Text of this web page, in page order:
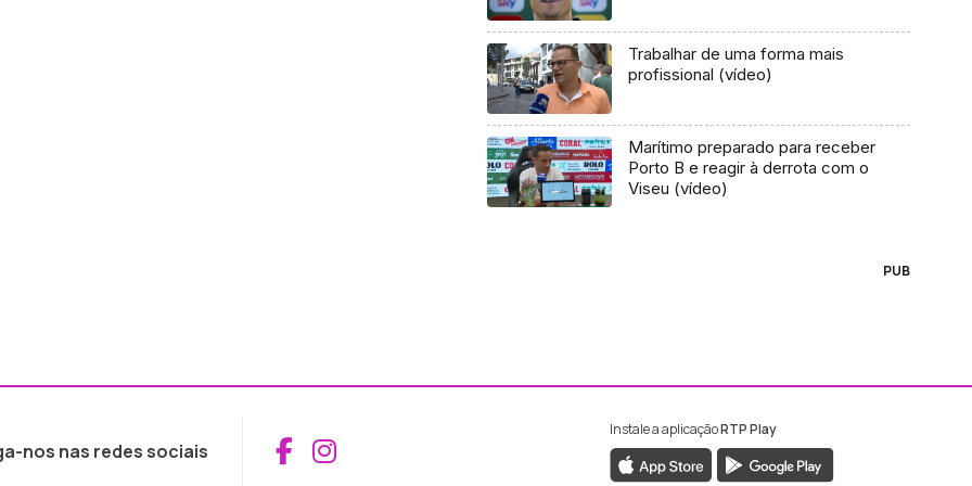
Trabalhar de uma forma mais
profissional (vídeo)
Marítimo preparado para receber
Porto B e reagir à derrota com o
Viseu (vídeo)
PUB
nos nas redes sociais Aceder ao Facebook da RTP Madeira
Aceder ao Instagram da RTP Madeira
Instale a aplicaçãoRTP Play